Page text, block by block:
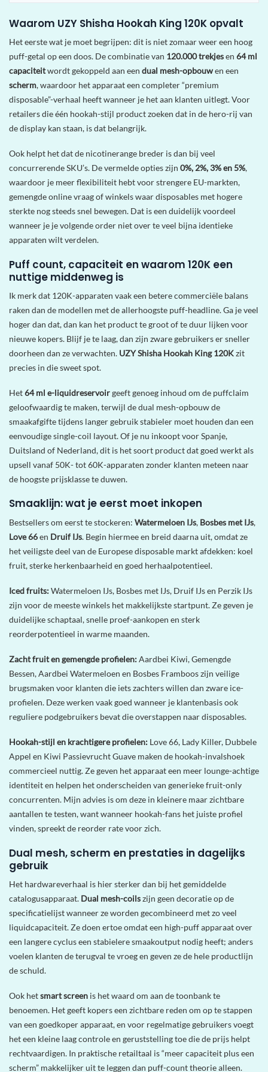
Waarom UZY Shisha Hookah King 120K opvalt
Het eerste wat je moet begrijpen: dit is niet zomaar weer een hoog
puff-getal op een doos. De combinatie van 120.000 trekjesen 64 ml
capaciteitwordt gekoppeld aan een dual mesh-opbouwen een
scherm, waardoor het apparaat een completer “premium
disposable”-verhaal heeft wanneer je het aan klanten uitlegt. Voor
retailers die één hookah-stijl product zoeken dat in de hero-rij van
de display kan staan, is dat belangrijk.
Ook helpt het dat de nicotinerange breder is dan bij veel
concurrerende SKU’s. De vermelde opties zijn 0%, 2%, 3% en 5%,
waardoor je meer flexibiliteit hebt voor strengere EU-markten,
gemengde online vraag of winkels waar disposables met hogere
sterkte nog steeds snel bewegen. Dat is een duidelijk voordeel
wanneer je je volgende order niet over te veel bijna identieke
apparaten wilt verdelen.
Puff count, capaciteit en waarom 120K een
nuttige middenweg is
Ik merk dat 120K-apparaten vaak een betere commerciële balans
raken dan de modellen met de allerhoogste puff-headline. Ga je veel
hoger dan dat, dan kan het product te groot of te duur lijken voor
nieuwe kopers. Blijf je te laag, dan zijn zware gebruikers er sneller
doorheen dan ze verwachten. UZY Shisha Hookah King 120Kzit
precies in die sweet spot.
Het64 ml e-liquidreservoirgeeft genoeg inhoud om de puffclaim
geloofwaardig te maken, terwijl de dual mesh-opbouw de
smaakafgifte tijdens langer gebruik stabieler moet houden dan een
eenvoudige single-coil layout. Of je nu inkoopt voor Spanje,
Duitsland of Nederland, dit is het soort product dat goed werkt als
upsell vanaf 50K- tot 60K-apparaten zonder klanten meteen naar
de hoogste prijsklasse te duwen.
Smaaklijn: wat je eerst moet inkopen
Bestsellers om eerst te stockeren: Watermeloen IJs, Bosbes met IJs,
Love 66en Druif IJs. Begin hiermee en breid daarna uit, omdat ze
het veiligste deel van de Europese disposable markt afdekken: koel
fruit, sterke herkenbaarheid en goed herhaalpotentieel.
Iced fruits:Watermeloen IJs, Bosbes met IJs, Druif IJs en Perzik IJs
zijn voor de meeste winkels het makkelijkste startpunt. Ze geven je
duidelijke schaptaal, snelle proef-aankopen en sterk
reorderpotentieel in warme maanden.
Zacht fruit en gemengde profielen:Aardbei Kiwi, Gemengde
Bessen, Aardbei Watermeloen en Bosbes Framboos zijn veilige
brugsmaken voor klanten die iets zachters willen dan zware ice-
profielen. Deze werken vaak goed wanneer je klantenbasis ook
reguliere podgebruikers bevat die overstappen naar disposables.
Hookah-stijl en krachtigere profielen: Love 66, Lady Killer, Dubbele
Appel en Kiwi Passievrucht Guave maken de hookah-invalshoek
commercieel nuttig. Ze geven het apparaat een meer lounge-achtige
identiteit en helpen het onderscheiden van generieke fruit-only
concurrenten. Mijn advies is om deze in kleinere maar zichtbare
aantallen te testen, want wanneer hookah-fans het juiste profiel
vinden, spreekt de reorder rate voor zich.
Dual mesh, scherm en prestaties in dagelijks
gebruik
Het hardwareverhaal is hier sterker dan bij het gemiddelde
catalogusapparaat. Dual mesh-coilszijn geen decoratie op de
specificatielijst wanneer ze worden gecombineerd met zo veel
liquidcapaciteit. Ze doen ertoe omdat een high-puff apparaat over
een langere cyclus een stabielere smaakoutput nodig heeft; anders
voelen klanten de terugval te vroeg en geven ze de hele productlijn
de schuld.
Ook hetsmart screen is het waard om aan de toonbank te
benoemen. Het geeft kopers een zichtbare reden om op te stappen
van een goedkoper apparaat, en voor regelmatige gebruikers voegt
het een kleine laag controle en geruststelling toe die de prijs helpt
rechtvaardigen. In praktische retailtaal is “meer capaciteit plus een
scherm” makkelijker uit te leggen dan puff-count theorie alleen.